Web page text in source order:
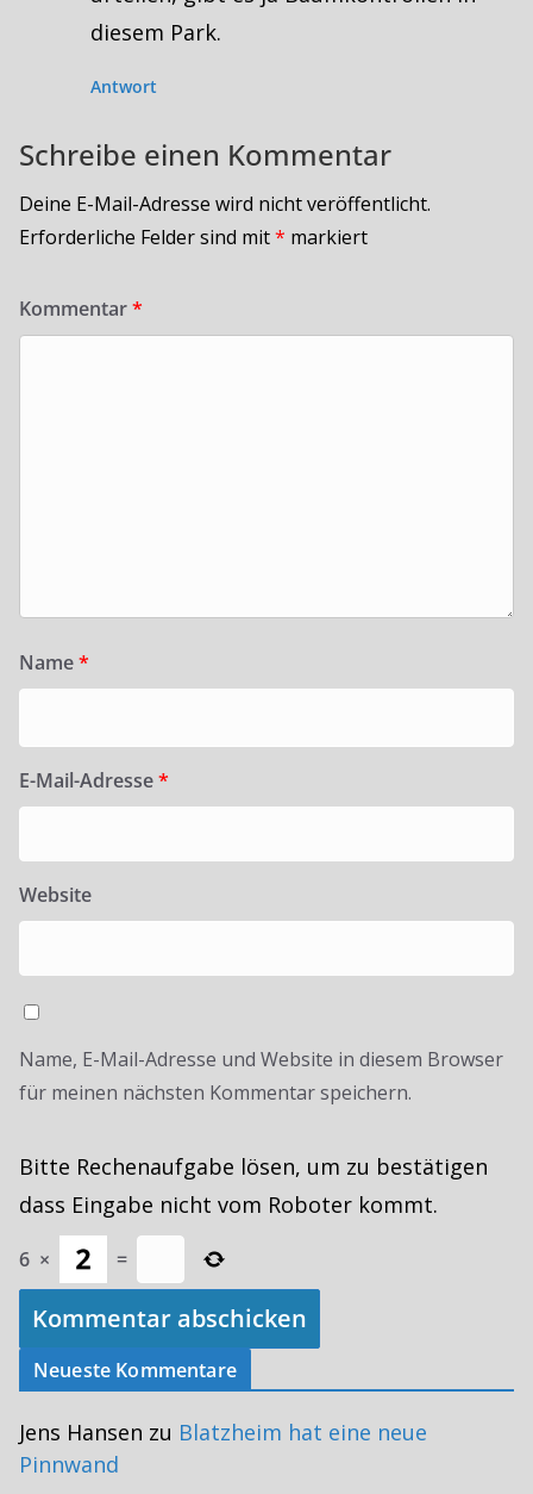
diesem Park.
Antwort
Schreibe einen Kommentar
Deine E-Mail-Adresse wird nicht veröffentlicht.
Erforderliche Felder sind mit* markiert
Kommentar*
Name*
E-Mail-Adresse*
Website
Name, E-Mail-Adresse und Website in diesem Browser
für meinen nächsten Kommentar speichern.
Bitte Rechenaufgabe lösen, um zu bestätigen
dass Eingabe nicht vom Roboter kommt.
6 × =
Neueste Kommentare
Jens Hansen zu Blatzheim hat eine neue
Pinnwand